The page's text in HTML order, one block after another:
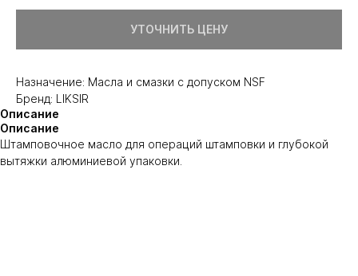
УТОЧНИТЬ ЦЕНУ
Назначение: Масла и смазки с допуском NSF
Бренд: LIKSIR
Описание
Описание
Штамповочное масло для операций штамповки и глубокой
вытяжки алюминиевой упаковки.